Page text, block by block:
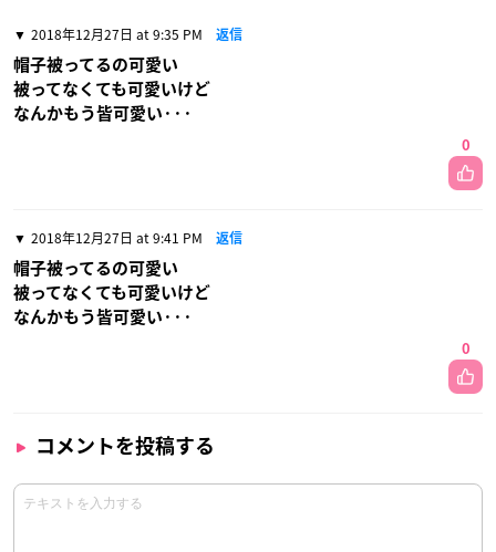
2018年12月27日 at 9:35 PM 返信
帽子被ってるの可愛い
被ってなくても可愛いけど
なんかもう皆可愛い···
0
2018年12月27日 at 9:41 PM 返信
帽子被ってるの可愛い
被ってなくても可愛いけど
なんかもう皆可愛い···
0
コメントを投稿する